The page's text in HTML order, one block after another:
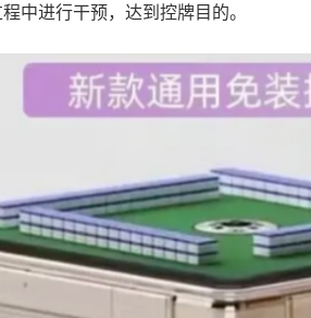
中进行干预，达到控牌目的。